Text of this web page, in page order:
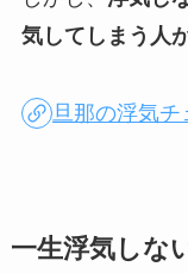
気してしまう人
旦那の浮気チ
一生浮気しな